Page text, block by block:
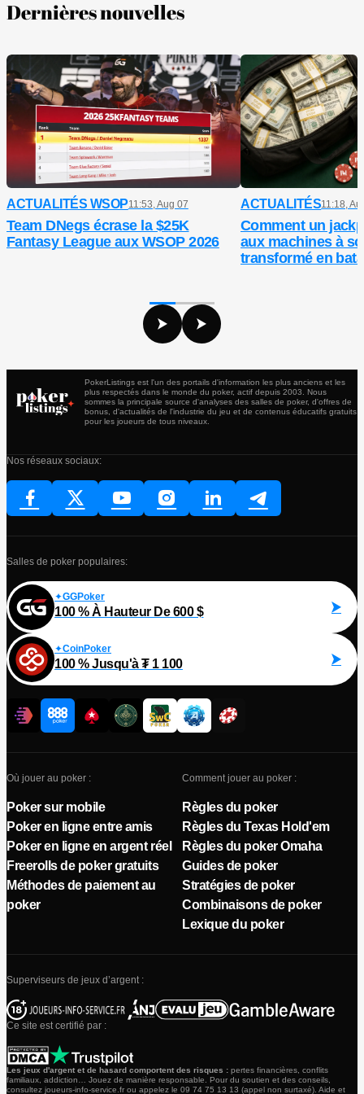
Dernières nouvelles
ACTUALITÉS WSOP11:53, Aug 07
Team DNegs écrase la $25K
Fantasy League aux WSOP 2026
ACTUALITÉS11:18,
Comment un
aux machines à
transformé en
PokerListings est l'un des portails d'information les plus anciens et les
plus respectés dans le monde du poker, actif depuis 2003. Nous
sommes la principale source d'analyses des salles de poker, d'offres de
bonus, d'actualités de l'industrie du jeu et de contenus éducatifs gratuits
pour les joueurs de tous niveaux.
Nos réseaux sociaux:
Salles de poker populaires:
GGPoker
100 % À Hauteur De 600 $
CoinPoker
100 % Jusqu'à ₮ 1 100
Où jouer au poker :
Poker sur mobile
Poker en ligne entre amis
Poker en ligne en argent réel
Freerolls de poker gratuits
Méthodes de paiement au
poker
Comment jouer au poker :
Règles du poker
Règles du Texas Hold'em
Règles du poker Omaha
Guides de poker
Stratégies de poker
Combinaisons de poker
Lexique du poker
Superviseurs de jeux d’argent :
Ce site est certifié par :
Les jeux d'argent et de hasard comportent des risques : pertes financières, conflits
familiaux, addiction… Jouez de manière responsable. Pour du soutien et des conseils,
consultez joueurs-info-service.fr ou appelez le 09 74 75 13 13 (appel non surtaxé). Aide et